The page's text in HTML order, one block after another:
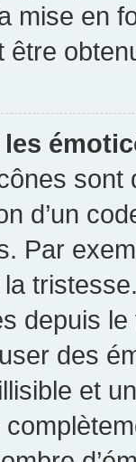
mise en
être
sont
d’un
Par
depuis
des
et